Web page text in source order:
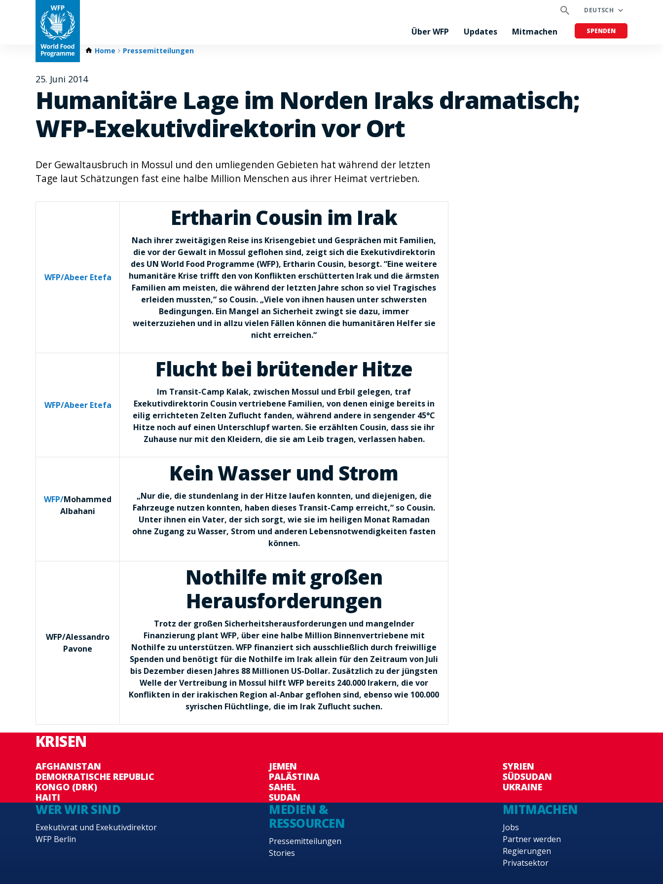
DEUTSCH
Über WFP Updates Mitmachen SPENDEN
Home Pressemitteilungen
25. Juni 2014
Humanitäre Lage im Norden Iraks dramatisch;
WFP-Exekutivdirektorin vor Ort
Der Gewaltausbruch in Mossul und den umliegenden Gebieten hat während der letzten
Tage laut Schätzungen fast eine halbe Million Menschen aus ihrer Heimat vertrieben.
WFP/Abeer Etefa
Ertharin Cousin im Irak
Nach ihrer zweitägigen Reise ins Krisengebiet und Gesprächen mit Familien,
die vor der Gewalt in Mossul geflohen sind, zeigt sich die Exekutivdirektorin
des UN World Food Programme (WFP), Ertharin Cousin, besorgt. “Eine weitere
humanitäre Krise trifft den von Konflikten erschütterten Irak und die ärmsten
Familien am meisten, die während der letzten Jahre schon so viel Tragisches
erleiden mussten,“ so Cousin. „Viele von ihnen hausen unter schwersten
Bedingungen. Ein Mangel an Sicherheit zwingt sie dazu, immer
weiterzuziehen und in allzu vielen Fällen können die humanitären Helfer sie
nicht erreichen.“
WFP/Abeer Etefa
Flucht bei brütender Hitze
Im Transit-Camp Kalak, zwischen Mossul und Erbil gelegen, traf
Exekutivdirektorin Cousin vertriebene Familien, von denen einige bereits in
eilig errichteten Zelten Zuflucht fanden, während andere in sengender 45°C
Hitze noch auf einen Unterschlupf warten. Sie erzählten Cousin, dass sie ihr
Zuhause nur mit den Kleidern, die sie am Leib tragen, verlassen haben.
WFP/Mohammed
Albahani
Kein Wasser und Strom
„Nur die, die stundenlang in der Hitze laufen konnten, und diejenigen, die
Fahrzeuge nutzen konnten, haben dieses Transit-Camp erreicht,“ so Cousin.
Unter ihnen ein Vater, der sich sorgt, wie sie im heiligen Monat Ramadan
ohne Zugang zu Wasser, Strom und anderen Lebensnotwendigkeiten fasten
können.
WFP/Alessandro
Pavone
Nothilfe mit großen
Herausforderungen
Trotz der großen Sicherheitsherausforderungen und mangelnder
Finanzierung plant WFP, über eine halbe Million Binnenvertriebene mit
Nothilfe zu unterstützen. WFP finanziert sich ausschließlich durch freiwillige
Spenden und benötigt für die Nothilfe im Irak allein für den Zeitraum von Juli
bis Dezember diesen Jahres 88 Millionen US-Dollar. Zusätzlich zu der jüngsten
Welle der Vertreibung in Mossul hilft WFP bereits 240.000 Irakern, die vor
Konflikten in der irakischen Region al-Anbar geflohen sind, ebenso wie 100.000
syrischen Flüchtlinge, die im Irak Zuflucht suchen.
KRISEN
AFGHANISTAN
DEMOKRATISCHE REPUBLIC
KONGO (DRK)
HAITI
JEMEN
PALÄSTINA
SAHEL
SUDAN
SYRIEN
SÜDSUDAN
UKRAINE
WER WIR SIND
Exekutivrat und Exekutivdirektor
WFP Berlin
MEDIEN &
RESSOURCEN
Pressemitteilungen
Stories
MITMACHEN
Jobs
Partner werden
Regierungen
Privatsektor